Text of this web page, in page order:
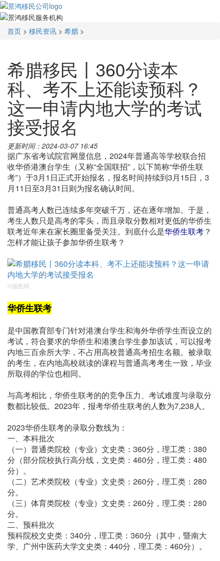
首页 > 移民资讯 > 希腊 >
希腊移民丨360分读本
科、考不上还能读预科？
这一申请内地大学的考试
接受报名
更新时间：2024-03-07 16:45
据广东省考试院官网显信息，2024年普通高等学校联合招
收华侨港澳台学生（又称“全国联招”，以下简称“华侨生联
考”）于3月1日正式开始报名，报名时间持续到3月15日，3
月11日至3月31日则为报名确认时间。
普通高考人数已连续多年突破千万，还在逐年增加。于是，
考生人数只是高考的零头，而且录取分数相对更低的华侨生
联考近年来在家长圈里备受关注。到底什么是华侨生联考？
怎样才能让孩子参加华侨生联考？
©摄图网
华侨生联考
是中国教育部专门针对港澳台学生和海外华侨学生而设立的
考试，符合要求的华侨生和港澳台学生参加该试，可以报考
内地三百余所大学，不占用高校普通高考招生名额。被录取
的考生，在内地高校就读的课程与普通高考考生一致，毕业
所取得的学位也相同。
与高考相比，华侨生联考的的竞争压力、考试难度与录取分
数都比较低。2023年，报考华侨生联考的人数为7,238人。
2023华侨生联考的录取分数线为：
一、本科批次
（一）普通类院校（专业）文史类：360分，理工类：380
分（部分院校执行高分线，文史类：460分，理工类：480
分）。
（二）艺术类院校（专业）文史类：260分，理工类：280
分。
（三）体育类院校（专业）文史类：260分，理工类：280
分。
二、预科批次
预科院校文史类：340分，理工类：360分（其中，暨南大
学、广州中医药大学文史类：440分，理工类：460分）。